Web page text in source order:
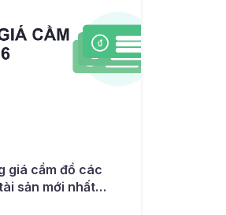
giá cầm đồ các
sản mới nhất